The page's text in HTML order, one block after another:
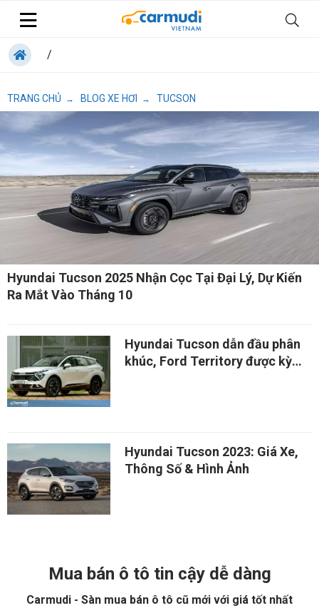
/
TRANG CHỦ → BLOG XE HƠI → TUCSON
Hyundai Tucson 2025 Nhận Cọc Tại Đại Lý, Dự Kiến
Ra Mắt Vào Tháng 10
Hyundai Tucson dẫn đầu phân
khúc, Ford Territory được kỳ
Hyundai Tucson 2023: Giá Xe,
Thông Số & Hình Ảnh
Mua bán ô tô tin cậy dễ dàng
Carmudi - Sàn mua bán ô tô cũ mới với giá tốt nhất